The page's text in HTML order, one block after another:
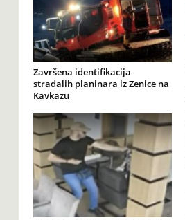
Završena identifikacija
stradalih planinara iz Zenice na
Kavkazu